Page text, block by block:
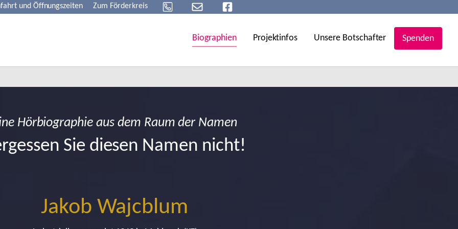
und Öffnungszeiten Zum Förderkreis
Biographien Projektinfos Unsere Botschafter Spenden
Hörbiographie aus dem Raum der Namen
Sie diesen Namen nicht!
Jakob Wajcblum